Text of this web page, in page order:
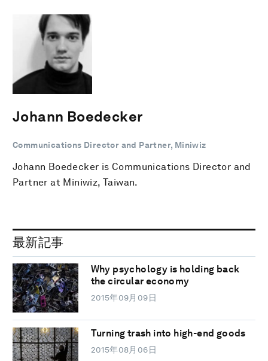
Johann Boedecker
Communications Director and Partner, Miniwiz
Johann Boedecker is Communications Director and
Partner at Miniwiz, Taiwan.
最新記事
Why psychology is holding back
the circular economy
2015年09月09日
Turning trash into high-end goods
2015年08月06日